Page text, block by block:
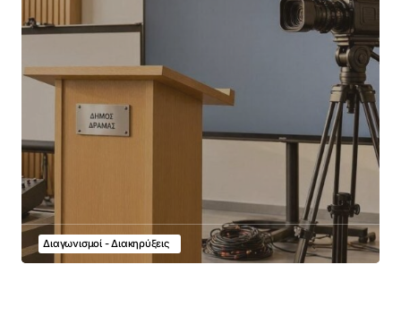
Διαγωνισμοί - Διακηρύξεις